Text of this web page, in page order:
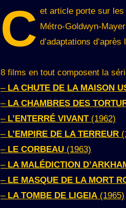
C et article porte sur les
Métro-Goldwyn-
d’adaptations
8 films en tout composent la
– LA CHUTE DE LA MAISON
– LA CHAMBRES DES
– L’ENTERRÉ VIVANT(1962)
– L’EMPIRE DE LA TERREUR
– LE CORBEAU (1963)
– LA MALÉDICTION
– LE MASQUE DE LA MORT
– LA TOMBE DE LIGEIA (1965)